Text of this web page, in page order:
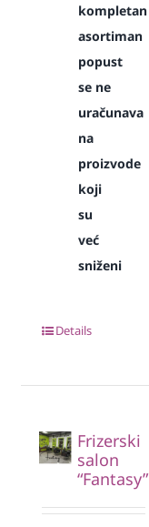
kompletan
asortiman
popust
se ne
uračunava
na
proizvode
koji
su
već
sniženi
Details
Frizerski
salon
“Fantasy”